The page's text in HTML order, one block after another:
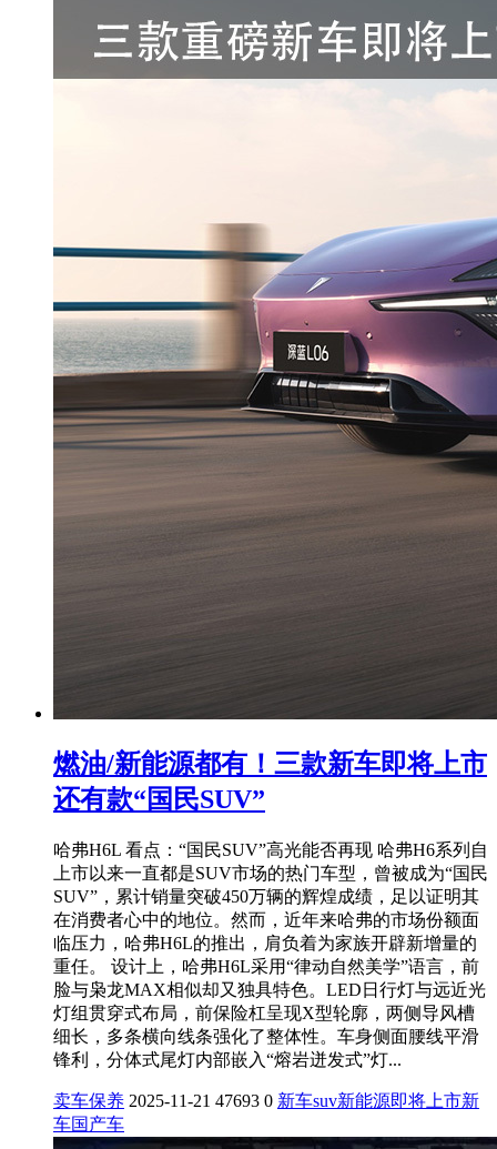
燃油/新能源都有！三款新车即将上市
还有款“国民SUV”
哈弗H6L 看点：“国民SUV”高光能否再现 哈弗H6系列自
上市以来一直都是SUV市场的热门车型，曾被成为“国民
SUV”，累计销量突破450万辆的辉煌成绩，足以证明其
在消费者心中的地位。然而，近年来哈弗的市场份额面
临压力，哈弗H6L的推出，肩负着为家族开辟新增量的
重任。 设计上，哈弗H6L采用“律动自然美学”语言，前
脸与枭龙MAX相似却又独具特色。LED日行灯与远近光
灯组贯穿式布局，前保险杠呈现X型轮廓，两侧导风槽
细长，多条横向线条强化了整体性。车身侧面腰线平滑
锋利，分体式尾灯内部嵌入“熔岩迸发式”灯...
卖车保养 2025-11-21 47693 0 新车suv新能源即将上市新
车国产车